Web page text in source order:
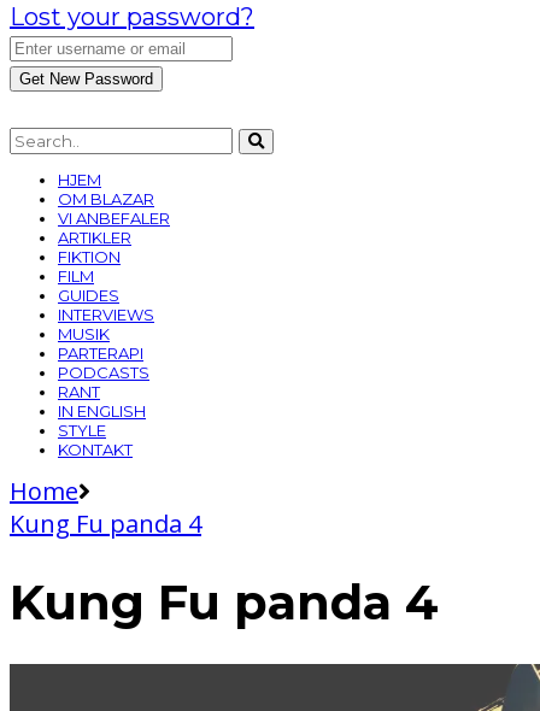
Lost your password?
HJEM
OM BLAZAR
VI ANBEFALER
ARTIKLER
FIKTION
FILM
GUIDES
INTERVIEWS
MUSIK
PARTERAPI
PODCASTS
RANT
IN ENGLISH
STYLE
KONTAKT
Home
Kung Fu panda 4
Kung Fu panda 4